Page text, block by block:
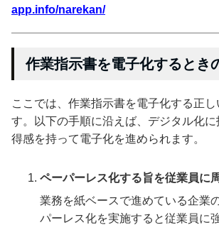
app.info/narekan/
作業指示書を電子化するとき
ここでは、作業指示書を電子化する正し
す。以下の手順に沿えば、デジタル化
得感を持って電子化を進められます。
ペーパーレス化する旨を従業員に
業務を紙ベースで進めている企業
パーレス化を実施すると従業員に